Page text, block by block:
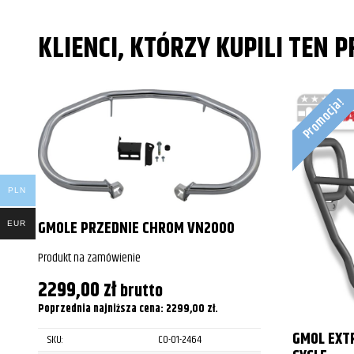
Yamaha
XVS1300A
XVS1300A
Yamaha
XVS1300A
XVS1300A
Yamaha
XVS1300A
Yamaha
XVS1300A
Yamaha
XVS1300A
Yamaha
XVS1300A
KLIENCI, KTÓRZY KUPILI TEN
GMOLE PRZEDNIE CHROM VN2000
Produkt na zamówienie
2299,00złbrutto
Poprzednia najniższa cena: 2299,00 zł.
SKU:
CO-01-2464
Promocja!
GMOL
PLN
EUR